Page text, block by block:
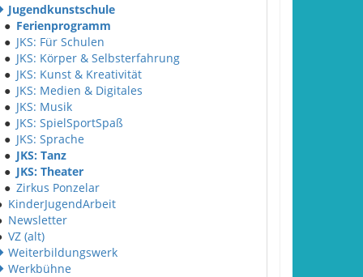
Jugendkunstschule
● Ferienprogramm
● JKS: Für Schulen
● JKS: Körper & Selbsterfahrung
● JKS: Kunst & Kreativität
● JKS: Medien & Digitales
● JKS: Musik
● JKS: SpielSportSpaß
● JKS: Sprache
● JKS: Tanz
● JKS: Theater
● Zirkus Ponzelar
KinderJugendArbeit
Newsletter
VZ (alt)
Weiterbildungswerk
Werkbühne